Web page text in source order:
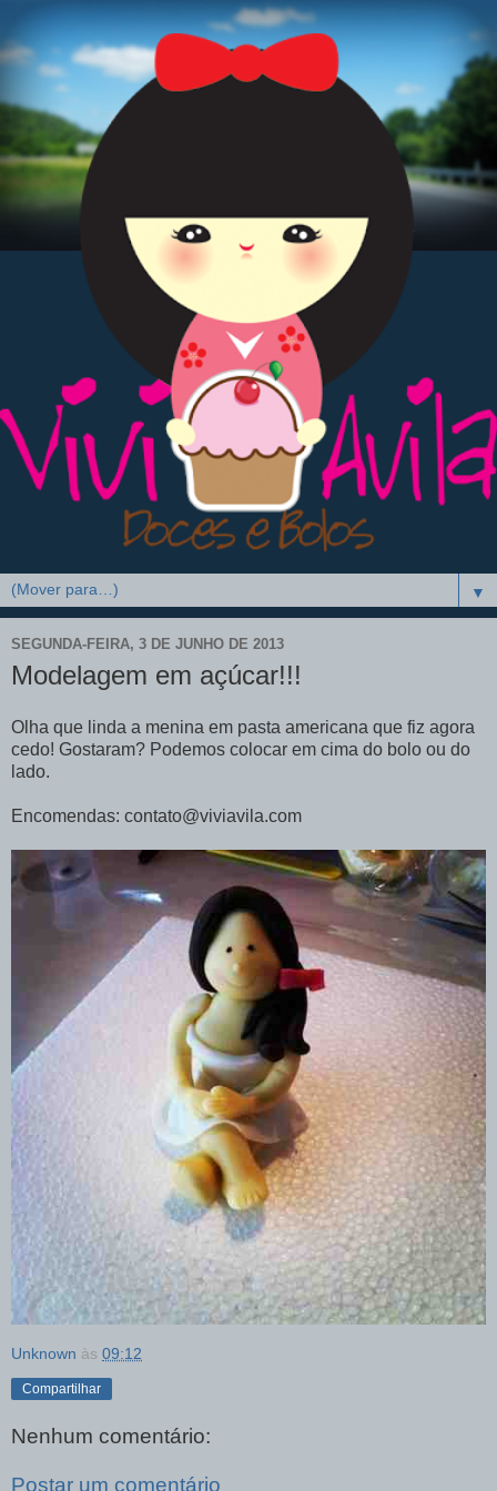
▼
SEGUNDA-FEIRA, 3 DE JUNHO DE 2013
Modelagem em açúcar!!!
Olha que linda a menina em pasta americana que fiz agora
cedo! Gostaram? Podemos colocar em cima do bolo ou do
lado.
Encomendas: contato@viviavila.com
Unknown às 09:12
Compartilhar
Nenhum comentário:
Postar um comentário